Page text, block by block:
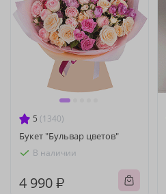
5 (1340)
Букет "Бульвар цветов"
В наличии
4 990 ₽